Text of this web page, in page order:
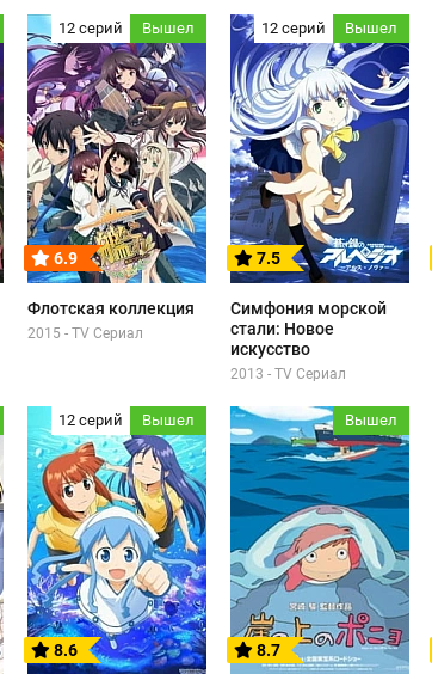
12 серий Вышел
6.9
Флотская коллекция
2015 - TV Сериал
12 серий Вышел
7.5
Симфония морской
стали: Новое
искусство
2013 - TV Сериал
12 серий Вышел
8.6
Вышел
8.7